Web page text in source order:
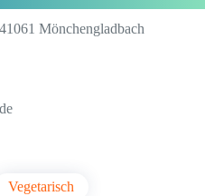
Mönchengladbach
Vegetarisch